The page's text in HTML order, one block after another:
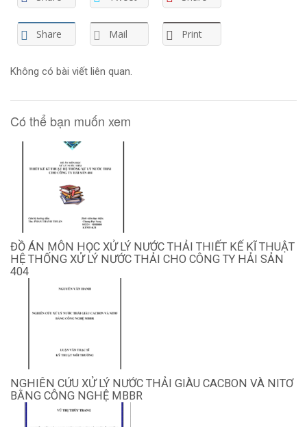
Share Mail Print
Không có bài viết liên quan.
Có thể bạn muốn xem
ĐỒ ÁN MÔN HỌC XỬ LÝ NƯỚC THẢI THIẾT KẾ KĨ THUẬT
HỆ THỐNG XỬ LÝ NƯỚC THẢI CHO CÔNG TY HẢI SẢN
404
NGHIÊN CỨU XỬ LÝ NƯỚC THẢI GIÀU CACBON VÀ NITƠ
BẰNG CÔNG NGHỆ MBBR